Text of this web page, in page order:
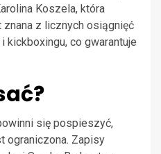
Koszela, która
z licznych osiągnięć
kickboxingu, co gwarantuje
się pospieszyć,
ograniczona. Zapisy